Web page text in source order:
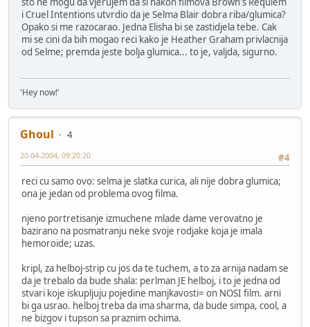
i Cruel Intentions utvrdio da je Selma Blair dobra riba/glumica?
Opako si me razocarao. Jedna Elisha bi se zastidjela tebe. Cak
mi se cini da bih mogao reci kako je Heather Graham privlacnija
od Selme; premda jeste bolja glumica... to je, valjda, sigurno.
'Hey now!'
Ghoul
4
#4
20-04-2004, 09:20:20
reci cu samo ovo: selma je slatka curica, ali nije dobra glumica;
ona je jedan od problema ovog filma.
njeno portretisanje izmuchene mlade dame verovatno je
bazirano na posmatranju neke svoje rodjake koja je imala
hemoroide; uzas.
kripl, za helboj-strip cu jos da te tuchem, a to za arnija nadam se
da je trebalo da bude shala: perlman JE helboj, i to je jedna od
stvari koje iskupljuju pojedine manjkavosti= on NOSI film. arni
bi ga usrao. helboj treba da ima sharma, da bude simpa, cool, a
ne bizgov i tupson sa praznim ochima.